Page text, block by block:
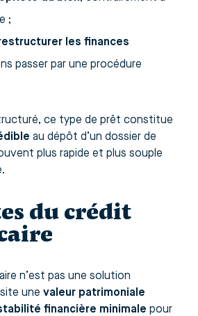
;
les finances
passer par une procédure
ce type de prêt constitue
au dépôt d’un dossier de
plus rapide et plus souple
du crédit
n’est pas une solution
une valeur patrimoniale
financière minimale pour